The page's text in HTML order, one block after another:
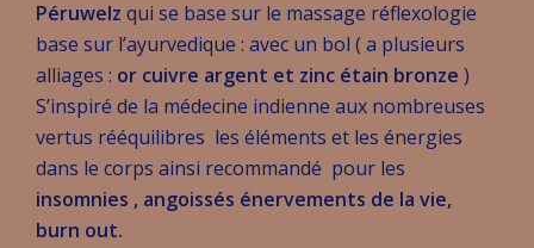
Péruwelz qui se base sur le massage réflexologie
base sur l’ayurvedique : avec un bol ( a plusieurs
alliages : or cuivre argent et zinc étain bronze )
S’inspiré de la médecine indienne aux nombreuses
vertus rééquilibres les éléments et les énergies
dans le corps ainsi recommandé pour les
insomnies , angoissés énervements de la vie,
burn out.